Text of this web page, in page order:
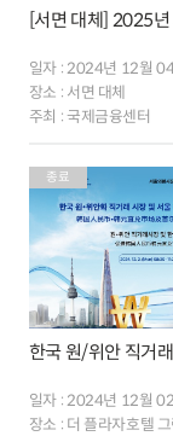
[서면 대체] 2025
일자 :2024년 12월
장소 : 서면 대체
주최 :국제금융센터
종료
한국 원/위안 직거
일자 :2024년 12월
장소 : 더 플라자호텔